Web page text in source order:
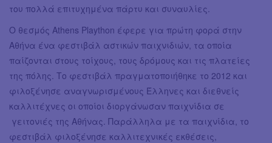
του πολλά επιτυχημένα πάρτυ και συναυλίες.
O θεσμός Athens Plaython έφερε για πρώτη φορά στην
Αθήνα ένα φεστιβάλ αστικών παιχνιδιών, τα οποία
παίζονται στους τοίχους, τους δρόμους και τις πλατείες
της πόλης. Το φεστιβάλ πραγματοποιήθηκε το 2012 και
φιλοξένησε αναγνωρισμένους Έλληνες και διεθνείς
καλλιτέχνες οι οποίοι διοργάνωσαν παιχνίδια σε
γειτονιές της Αθήνας. Παράλληλα με τα παιχνίδια, το
φεστιβάλ φιλοξένησε καλλιτεχνικές εκθέσεις,